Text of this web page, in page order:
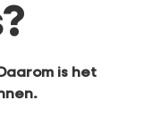
is het